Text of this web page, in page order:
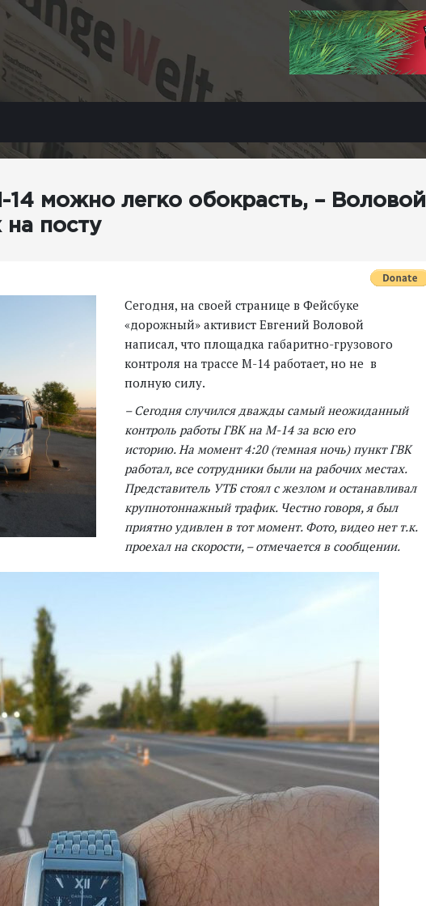
14 можно легко обокрасть, – Воловой
на посту
Сегодня, на своей странице в Фейсбуке
«дорожный» активист Евгений Воловой
написал, что площадка габаритно-грузового
контроля на трассе М-14 работает, но не в
полную силу.
– Сегодня случился дважды самый неожиданный
контроль работы ГВК на М-14 за всю его
историю. На момент 4:20 (темная ночь) пункт ГВК
работал, все сотрудники были на рабочих местах.
Представитель УТБ стоял с жезлом и останавливал
крупнотоннажный трафик. Честно говоря, я был
приятно удивлен в тот момент. Фото, видео нет т.к.
проехал на скорости, – отмечается в сообщении.